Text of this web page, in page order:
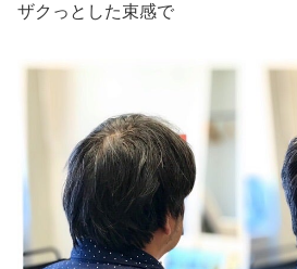
ザクっとした束感で